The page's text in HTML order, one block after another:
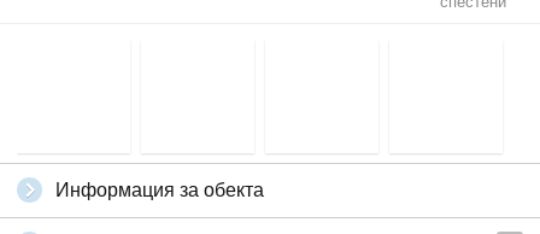
Информация за обекта